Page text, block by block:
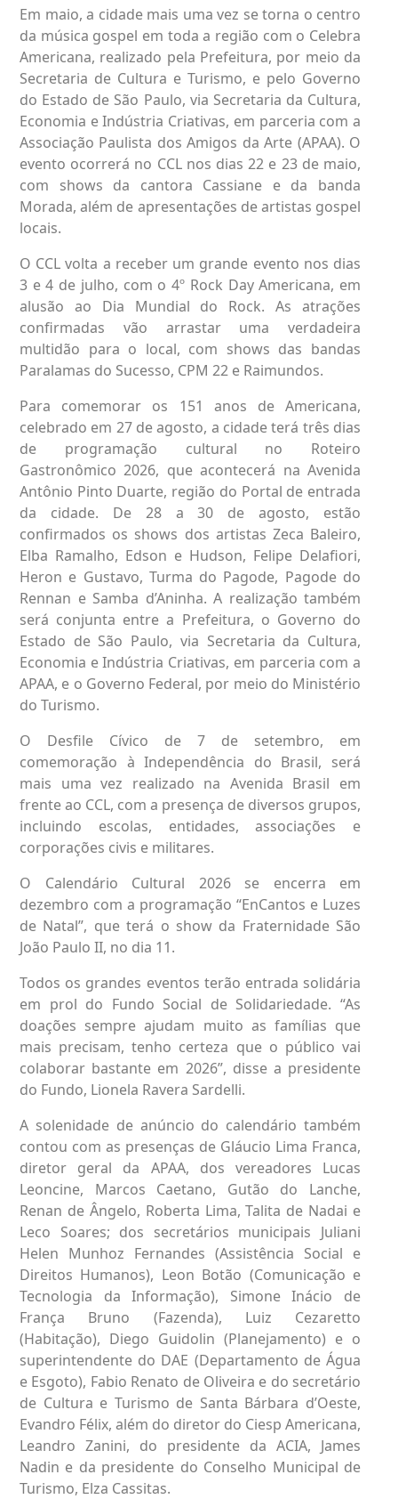
Em maio, a cidade mais uma vez se torna o centro
da música gospel em toda a região com o Celebra
Americana, realizado pela Prefeitura, por meio da
Secretaria de Cultura e Turismo, e pelo Governo
do Estado de São Paulo, via Secretaria da Cultura,
Economia e Indústria Criativas, em parceria com a
Associação Paulista dos Amigos da Arte (APAA). O
evento ocorrerá no CCL nos dias 22 e 23 de maio,
com shows da cantora Cassiane e da banda
Morada, além de apresentações de artistas gospel
locais.
O CCL volta a receber um grande evento nos dias
3 e 4 de julho, com o 4º Rock Day Americana, em
alusão ao Dia Mundial do Rock. As atrações
confirmadas vão arrastar uma verdadeira
multidão para o local, com shows das bandas
Paralamas do Sucesso, CPM 22 e Raimundos.
Para comemorar os 151 anos de Americana,
celebrado em 27 de agosto, a cidade terá três dias
de programação cultural no Roteiro
Gastronômico 2026, que acontecerá na Avenida
Antônio Pinto Duarte, região do Portal de entrada
da cidade. De 28 a 30 de agosto, estão
confirmados os shows dos artistas Zeca Baleiro,
Elba Ramalho, Edson e Hudson, Felipe Delafiori,
Heron e Gustavo, Turma do Pagode, Pagode do
Rennan e Samba d’Aninha. A realização também
será conjunta entre a Prefeitura, o Governo do
Estado de São Paulo, via Secretaria da Cultura,
Economia e Indústria Criativas, em parceria com a
APAA, e o Governo Federal, por meio do Ministério
do Turismo.
O Desfile Cívico de 7 de setembro, em
comemoração à Independência do Brasil, será
mais uma vez realizado na Avenida Brasil em
frente ao CCL, com a presença de diversos grupos,
incluindo escolas, entidades, associações e
corporações civis e militares.
O Calendário Cultural 2026 se encerra em
dezembro com a programação “EnCantos e Luzes
de Natal”, que terá o show da Fraternidade São
João Paulo II, no dia 11.
Todos os grandes eventos terão entrada solidária
em prol do Fundo Social de Solidariedade. “As
doações sempre ajudam muito as famílias que
mais precisam, tenho certeza que o público vai
colaborar bastante em 2026”, disse a presidente
do Fundo, Lionela Ravera Sardelli.
A solenidade de anúncio do calendário também
contou com as presenças de Gláucio Lima Franca,
diretor geral da APAA, dos vereadores Lucas
Leoncine, Marcos Caetano, Gutão do Lanche,
Renan de Ângelo, Roberta Lima, Talita de Nadai e
Leco Soares; dos secretários municipais Juliani
Helen Munhoz Fernandes (Assistência Social e
Direitos Humanos), Leon Botão (Comunicação e
Tecnologia da Informação), Simone Inácio de
França Bruno (Fazenda), Luiz Cezaretto
(Habitação), Diego Guidolin (Planejamento) e o
superintendente do DAE (Departamento de Água
e Esgoto), Fabio Renato de Oliveira e do secretário
de Cultura e Turismo de Santa Bárbara d’Oeste,
Evandro Félix, além do diretor do Ciesp Americana,
Leandro Zanini, do presidente da ACIA, James
Nadin e da presidente do Conselho Municipal de
Turismo, Elza Cassitas.